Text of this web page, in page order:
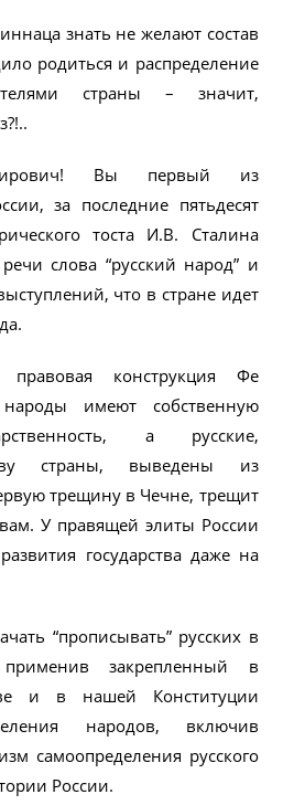
знать не желают состав
родиться и распределение
страны – значит,
Вы первый из
за последние пятьдесят
тоста И.В. Сталина
слова “русский народ” и
что в стране идет
правовая конструкция Фе​
имеют собственную
а русские,
страны, выведены из
трещину в Чечне, трещит
У правящей элиты России
государства даже на
“прописывать” русских в
закрепленный в
и в нашей Конституции
народов, включив
самоопределения русского
России.